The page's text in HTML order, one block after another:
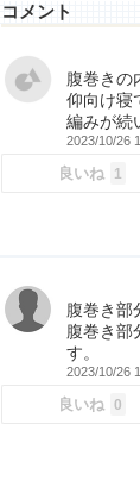
コメント
腹巻きの
仰向け寝
編みが続
2023/10/26
良いね 1
腹巻き部
腹巻き部
す。
2023/10/26
良いね 0